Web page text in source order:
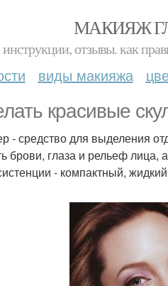
МАКИЯЖ
отзывы. как
виды макияжа
красивые
- средство для выделения
брови, глаза и рельеф лица,
- компактный,